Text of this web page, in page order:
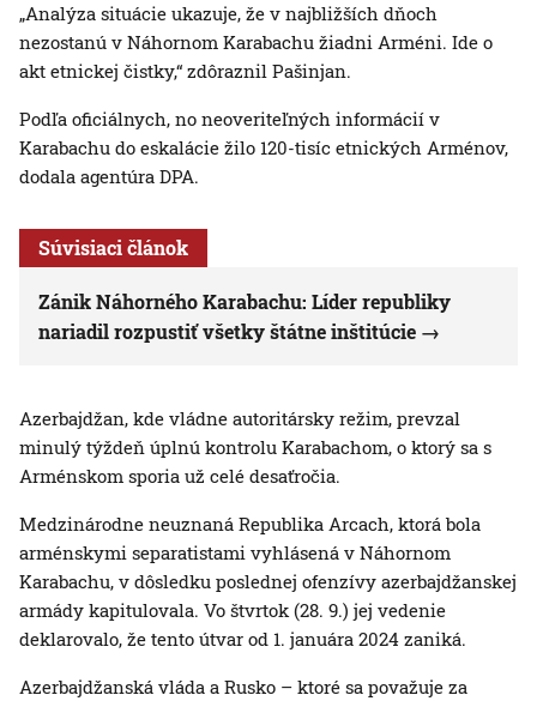
„Analýza situácie ukazuje, že v najbližších dňoch
nezostanú v Náhornom Karabachu žiadni Arméni. Ide o
akt etnickej čistky,“ zdôraznil Pašinjan.
Podľa oficiálnych, no neoveriteľných informácií v
Karabachu do eskalácie žilo 120-tisíc etnických Arménov,
dodala agentúra DPA.
Súvisiaci článok
Zánik Náhorného Karabachu: Líder republiky
nariadil rozpustiť všetky štátne inštitúcie
Azerbajdžan, kde vládne autoritársky režim, prevzal
minulý týždeň úplnú kontrolu Karabachom, o ktorý sa s
Arménskom sporia už celé desaťročia.
Medzinárodne neuznaná Republika Arcach, ktorá bola
arménskymi separatistami vyhlásená v Náhornom
Karabachu, v dôsledku poslednej ofenzívy azerbajdžanskej
armády kapitulovala. Vo štvrtok (28. 9.) jej vedenie
deklarovalo, že tento útvar od 1. januára 2024 zaniká.
Azerbajdžanská vláda a Rusko – ktoré sa považuje za